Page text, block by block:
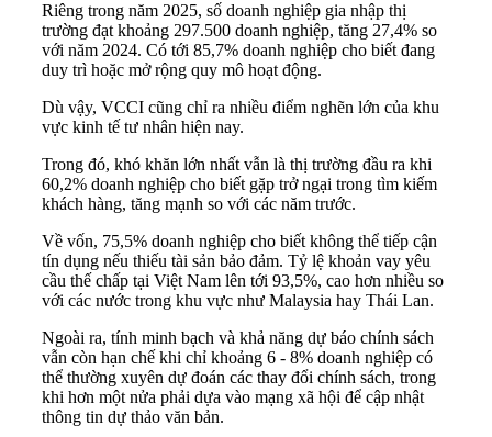
Riêng trong năm 2025, số doanh nghiệp gia nhập thị
trường đạt khoảng 297.500 doanh nghiệp, tăng 27,4% so
với năm 2024. Có tới 85,7% doanh nghiệp cho biết đang
duy trì hoặc mở rộng quy mô hoạt động.
Dù vậy, VCCI cũng chỉ ra nhiều điểm nghẽn lớn của khu
vực kinh tế tư nhân hiện nay.
Trong đó, khó khăn lớn nhất vẫn là thị trường đầu ra khi
60,2% doanh nghiệp cho biết gặp trở ngại trong tìm kiếm
khách hàng, tăng mạnh so với các năm trước.
Về vốn, 75,5% doanh nghiệp cho biết không thể tiếp cận
tín dụng nếu thiếu tài sản bảo đảm. Tỷ lệ khoản vay yêu
cầu thế chấp tại Việt Nam lên tới 93,5%, cao hơn nhiều so
với các nước trong khu vực như Malaysia hay Thái Lan.
Ngoài ra, tính minh bạch và khả năng dự báo chính sách
vẫn còn hạn chế khi chỉ khoảng 6 - 8% doanh nghiệp có
thể thường xuyên dự đoán các thay đổi chính sách, trong
khi hơn một nửa phải dựa vào mạng xã hội để cập nhật
thông tin dự thảo văn bản.